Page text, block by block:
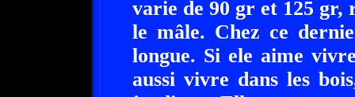
varie de 90 gr et 125 gr,
le mâle. Chez ce
longue. Si ele aime
aussi vivre dans les